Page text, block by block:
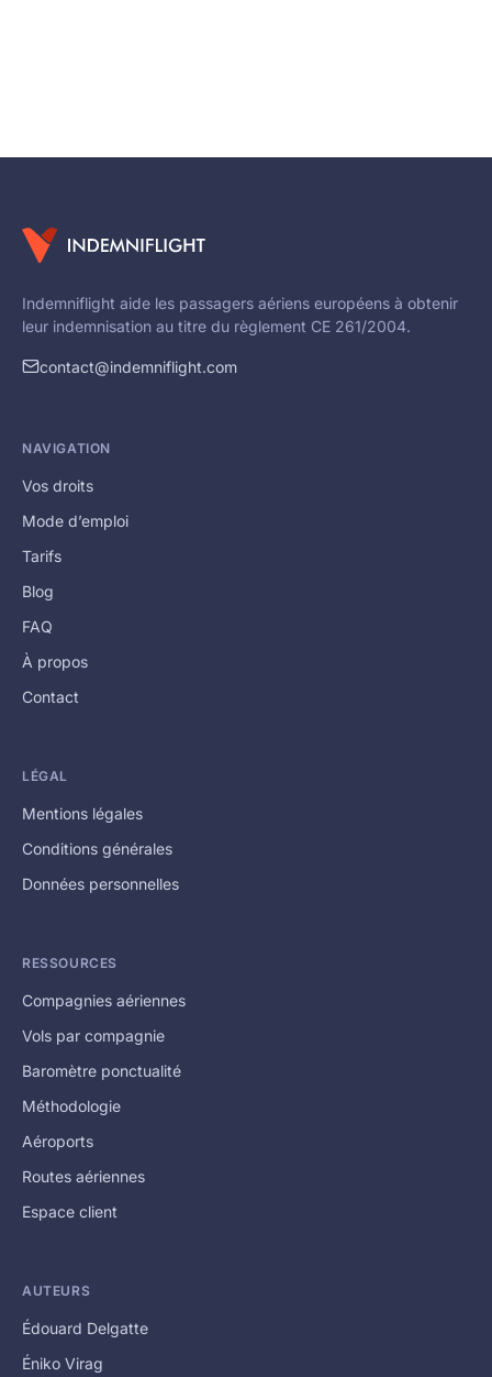
Indemniflight aide les passagers aériens européens à obtenir
leur indemnisation au titre du règlement CE 261/2004.
contact@indemniflight.com
NAVIGATION
Vos droits
Mode d’emploi
Tarifs
Blog
FAQ
À propos
Contact
LÉGAL
Mentions légales
Conditions générales
Données personnelles
RESSOURCES
Compagnies aériennes
Vols par compagnie
Baromètre ponctualité
Méthodologie
Aéroports
Routes aériennes
Espace client
AUTEURS
Édouard Delgatte
Éniko Virag